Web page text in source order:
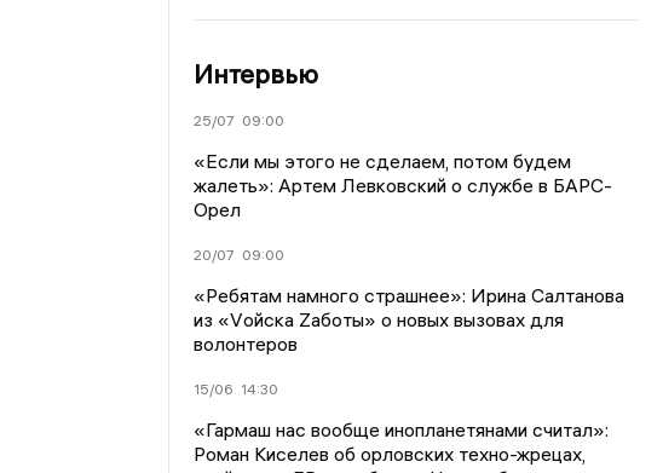
Интервью
25/07 09:00
«Если мы этого не сделаем, потом будем
жалеть»: Артем Левковский о службе в БАРС-
Орел
20/07 09:00
«Ребятам намного страшнее»: Ирина Салтанова
из «Vойска Zаботы» о новых вызовах для
волонтеров
15/06 14:30
«Гармаш нас вообще инопланетянами считал»:
Роман Киселев об орловских техно-жрецах,